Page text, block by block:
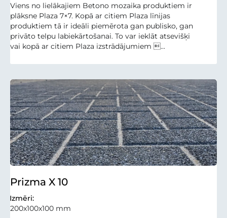
Viens no lielākajiem Betono mozaika produktiem ir
plāksne Plaza 7×7. Kopā ar citiem Plaza līnijas
produktiem tā ir ideāli piemērota gan publisko, gan
privāto telpu labiekārtošanai. To var ieklāt atsevišķi
vai kopā ar citiem Plaza izstrādājumiem ...
Prizma X 10
Izmēri:
200x100x100 mm